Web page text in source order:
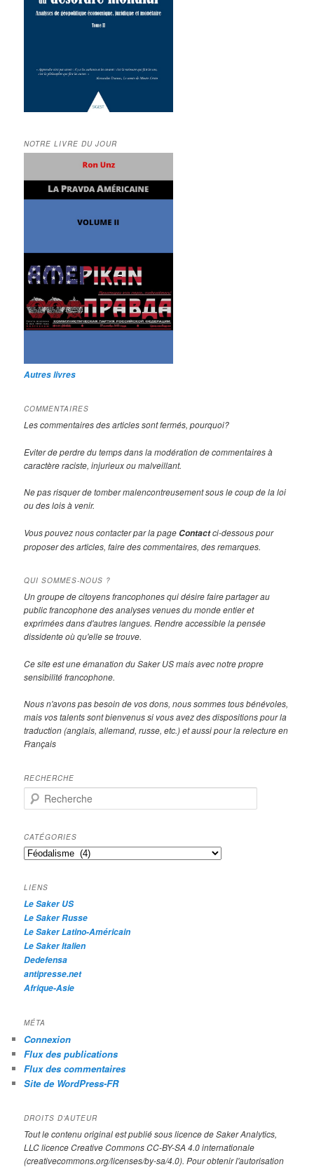
NOTRE LIVRE DU JOUR
Autres livres
COMMENTAIRES
Les commentaires des articles sont fermés, pourquoi?
Eviter de perdre du temps dans la modération de commentaires à
caractère raciste, injurieux ou malveillant.
Ne pas risquer de tomber malencontreusement sous le coup de la loi
ou des lois à venir.
Vous pouvez nous contacter par la page Contactci-dessous pour
proposer des articles, faire des commentaires, des remarques.
QUI SOMMES-NOUS ?
Un groupe de citoyens francophones qui désire faire partager au
public francophone des analyses venues du monde entier et
exprimées dans d'autres langues. Rendre accessible la pensée
dissidente où qu'elle se trouve.
Ce site est une émanation du Saker US mais avec notre propre
sensibilité francophone.
Nous n'avons pas besoin de vos dons, nous sommes tous bénévoles,
mais vos talents sont bienvenus si vous avez des dispositions pour la
traduction (anglais, allemand, russe, etc.) et aussi pour la relecture en
Français
RECHERCHE
e
h
e
r
h
e
CATÉGORIES
Catégories
LIENS
Le Saker US
Le Saker Russe
Le Saker Latino-Américain
Le Saker Italien
Dedefensa
antipresse.net
Afrique-Asie
MÉTA
Connexion
Flux des publications
Flux des commentaires
Site de WordPress-FR
DROITS D’AUTEUR
Tout le contenu original est publié sous licence de Saker Analytics,
LLC licence Creative Commons CC-BY-SA 4.0 internationale
(creativecommons.org/licenses/by-sa/4.0). Pour obtenir l'autorisation